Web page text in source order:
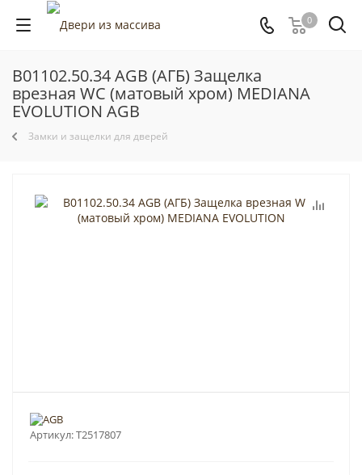
0
B01102.50.34 AGB (АГБ) Защелка
врезная WC (матовый хром) MEDIANA
EVOLUTION AGB
Замки и защелки для дверей
Артикул:T2517807